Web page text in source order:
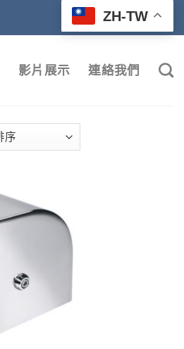
ZH-TW
影片展示 連絡我們